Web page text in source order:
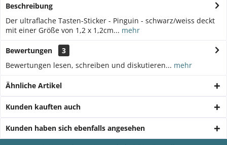
Beschreibung
Der ultraflache Tasten-Sticker - Pinguin - schwarz/weiss deckt
mit einer Größe von 1,2 x 1,2cm... mehr
Bewertungen
3
Bewertungen lesen, schreiben und diskutieren... mehr
Ähnliche Artikel
Kunden kauften auch
Kunden haben sich ebenfalls angesehen